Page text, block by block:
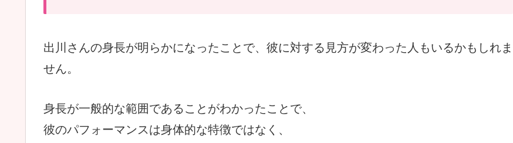
出川さんの身長が明らかになったことで、彼に対する見方が変わった人もいるかもしれま
せん。
身長が一般的な範囲であることがわかったことで、
彼のパフォーマンスは身体的な特徴ではなく、